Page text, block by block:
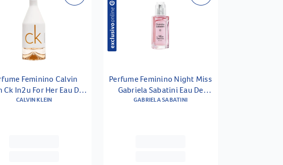
Feminino Calvin
Ck In2u For Her Eau De
Toilette 100ml
CALVIN KLEIN
Perfume Feminino Night Miss
Gabriela Sabatini Eau De
Toilette 30ml
GABRIELA SABATINI